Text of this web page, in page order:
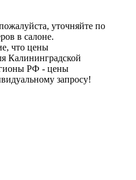
уточняйте по
в салоне.
что цены
Калининградской
РФ - цены
запросу!